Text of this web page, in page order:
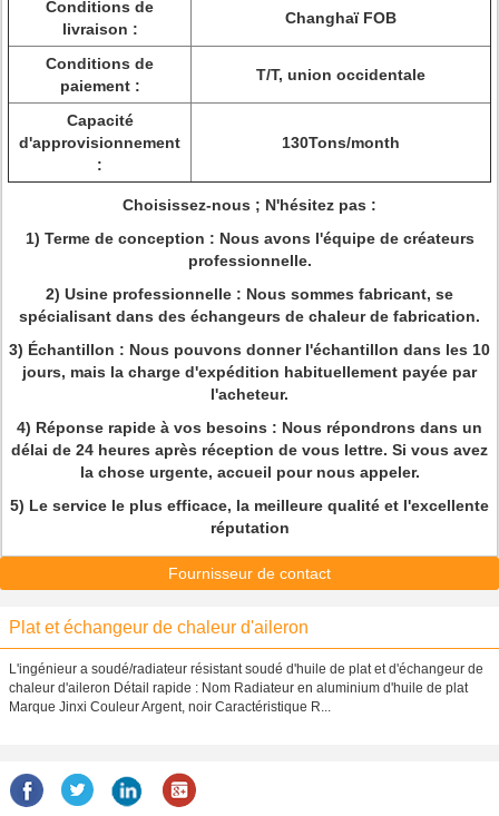
Conditions de
livraison :
Changhaï FOB
Conditions de
paiement :
T/T, union occidentale
Capacité
d'approvisionnement
:
130Tons/month
Choisissez-nous ; N'hésitez pas :
1) Terme de conception : Nous avons l'équipe de créateurs
professionnelle.
2) Usine professionnelle : Nous sommes fabricant, se
spécialisant dans des échangeurs de chaleur de fabrication.
3) Échantillon : Nous pouvons donner l'échantillon dans les 10
jours, mais la charge d'expédition habituellement payée par
l'acheteur.
4) Réponse rapide à vos besoins : Nous répondrons dans un
délai de 24 heures après réception de vous lettre. Si vous avez
la chose urgente, accueil pour nous appeler.
5) Le service le plus efficace, la meilleure qualité et l'excellente
réputation
Fournisseur de contact
Plat et échangeur de chaleur d'aileron
L'ingénieur a soudé/radiateur résistant soudé d'huile de plat et d'échangeur de
chaleur d'aileron Détail rapide : Nom Radiateur en aluminium d'huile de plat
Marque Jinxi Couleur Argent, noir Caractéristique R...